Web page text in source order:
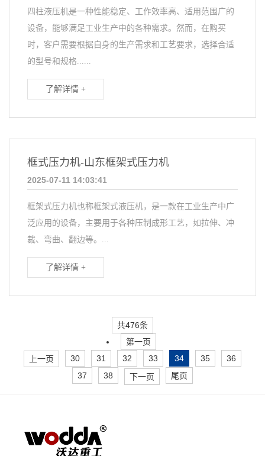
四柱液压机是一种性能稳定、工作效率高、适用范围广的
设备，能够满足工业生产中的各种需求。然而，在购买
时，客户需要根据自身的生产需求和工艺要求，选择合适
的型号和规格......
了解详情 +
框式压力机-山东框架式压力机
2025-07-11 14:03:41
框架式压力机也称框架式液压机，是一款在工业生产中广
泛应用的设备，主要用于各种压制成形工艺，如拉伸、冲
裁、弯曲、翻边等。...
了解详情 +
共476条
第一页
上一页
30 31 32 33 34 35
36
37
38 下一页 尾页